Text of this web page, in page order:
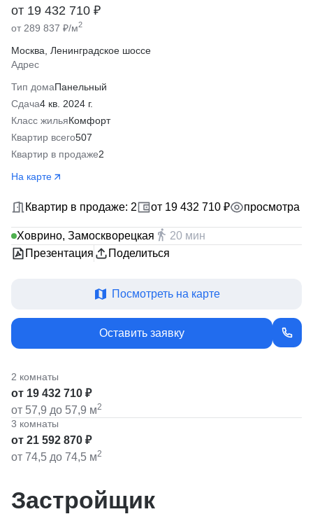
от 19 432 710 ₽
от 289 837 ₽/м2
Москва, Ленинградское шоссе
Адрес
Тип домаПанельный
Сдача4 кв. 2024 г.
Класс жильяКомфорт
Квартир всего507
Квартир в продаже2
На карте
Квартир в продаже: 2 от 19 432 710 ₽ просмотра
Ховрино, Замоскворецкая
20 мин
Презентация
Поделиться
Посмотреть на карте
Оставить заявку
2 комнаты
от 19 432 710 ₽
от 57,9 до 57,9 м2
3 комнаты
от 21 592 870 ₽
от 74,5 до 74,5 м2
Застройщик